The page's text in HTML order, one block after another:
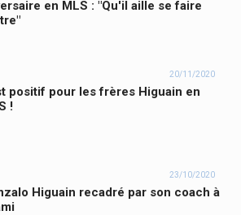
en MLS : "Qu'il aille se faire
20/11/2020
positif pour les frères Higuain en
!
23/10/2020
Higuain recadré par son coach à